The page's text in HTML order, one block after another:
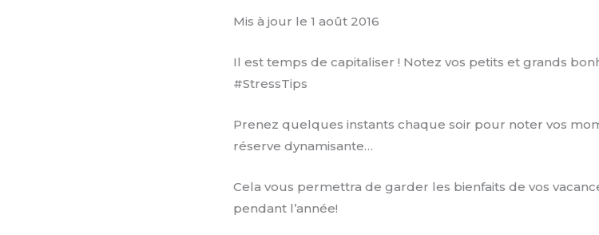
Mis à jour le 1 août 2016
Il est temps de capitaliser ! Notez vos petits et grands
#StressTips
Prenez quelques instants chaque soir pour noter vos
réserve dynamisante…
Cela vous permettra de garder les bienfaits de vos
pendant l’année!